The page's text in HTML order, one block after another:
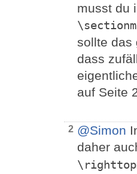
musst du
sollte das
dass
auf Seite
2 @Simon
daher